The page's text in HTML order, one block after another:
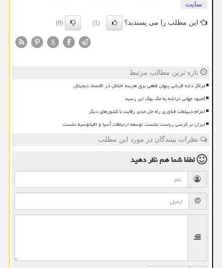
سایت
این مطلب را می پسندید؟ (1)
(0)
X
تازه ترین مطالب مرتبط
مراکز داده قربانی پنهان قطعی برق هزینه اختلال در اقتصاد دیجیتال
کمبود جهانی تراشه به مک بوک ایر رسید
اعزام دیپلمات فناوری راه حل جدی رقابت با کشورهای دیگر
ایران بر کرسی ریاست نشست توسعه ارتباطات آسیا و اقیانوسیه نشست
نظرات بینندگان در مورد این مطلب
لطفا شما همنظر دهید